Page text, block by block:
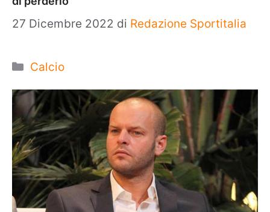
27 Dicembre 2022 di Redazione Sportitalia
Categorie
Calcio